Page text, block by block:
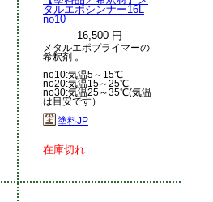
タルエポシンナー16L
no10
16,500 円
メタルエポプライマーの
希釈剤 。
no10:気温5～15℃
no20:気温15～25℃
no30:気温25～35℃(気温
は目安です）
塗料JP
在庫切れ